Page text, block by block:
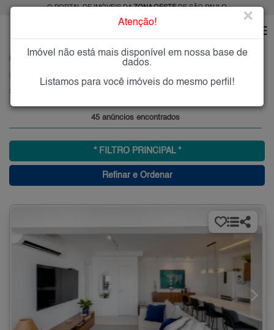
O PORTAL DE IMÓVEIS DAZONA OESTEDE SÃO PAULO
SUMARÉ
Imóveis à Venda no Sumaré, Zona Oeste, SP
Sumaré, Zona Oeste
45 anúncios encontrados
* FILTRO PRINCIPAL *
Refinar e Ordenar
Atenção! ×
Imóvel não está mais disponível em nossa base de
dados.
Listamos para você imóveis do mesmo perfil!